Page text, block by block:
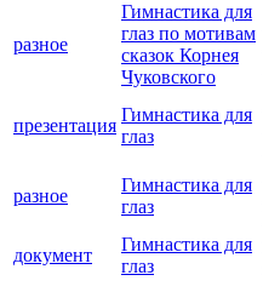
разное
Гимнастика для
глаз по мотивам
сказок Корнея
Чуковского
презентация
Гимнастика для
глаз
разное
Гимнастика для
глаз
документ
Гимнастика для
глаз